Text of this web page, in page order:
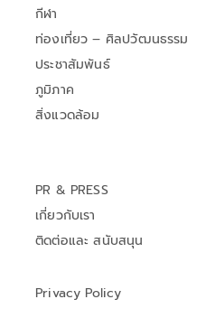
กีฬา
ท่องเที่ยว – ศิลปวัฒนธรรม
ประชาสัมพันธ์
ภูมิภาค
สิ่งแวดล้อม
PR & PRESS
เกี่ยวกับเรา
ติดต่อและ สนับสนุน
Privacy Policy